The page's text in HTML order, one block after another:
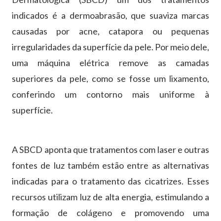
indicados é a dermoabrasão, que suaviza marcas
causadas por acne, catapora ou pequenas
irregularidades da superfície da pele. Por meio dele,
uma máquina elétrica remove as camadas
superiores da pele, como se fosse um lixamento,
conferindo um contorno mais uniforme à
superfície.
A SBCD aponta que tratamentos com laser e outras
fontes de luz também estão entre as alternativas
indicadas para o tratamento das cicatrizes. Esses
recursos utilizam luz de alta energia, estimulando a
formação de colágeno e promovendo uma